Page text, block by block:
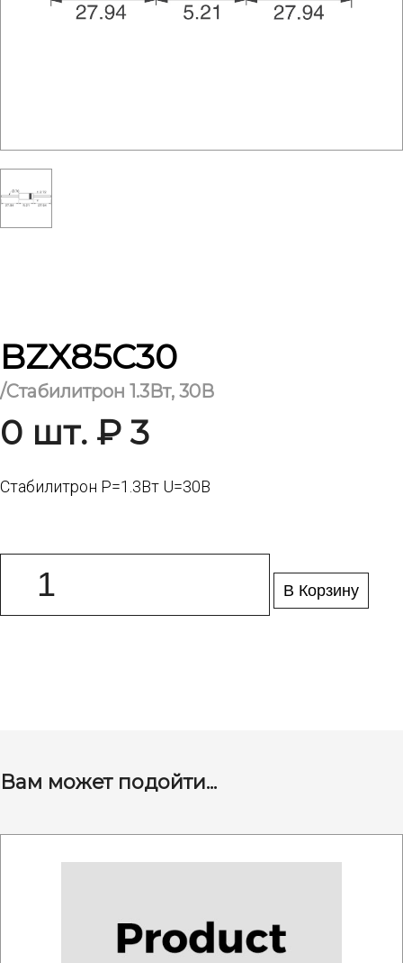
BZX85C30
/Стабилитрон 1.3Вт, 30В
0 шт. ₽ 3
Стабилитрон Р=1.3Вт U=30В
В Корзину
Вам может подойти...